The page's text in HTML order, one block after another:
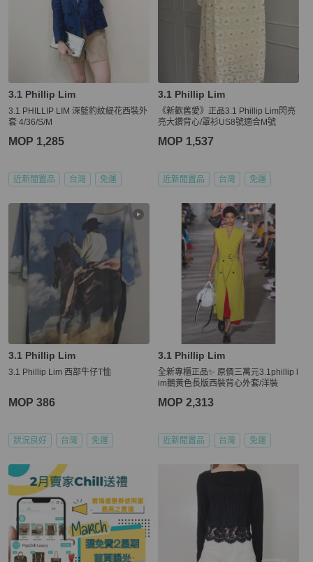
3.1 Phillip Lim
3.1 PHILLIP LIM 深藍豹紋緹花西裝外
套 4/36/S/M
MOP 1,285
近新閒置品 台灣 免運
3.1 Phillip Lim
《新歡舊愛》正品3.1 Phillip Lim閃亮
亮大鑽背心/罩衫US8號適合M號
MOP 1,537
近新閒置品 台灣 免運
3.1 Phillip Lim
3.1 Phillip Lim 西部牛仔T恤
MOP 386
狀況良好 台灣 免運
3.1 Phillip Lim
全新專櫃正品✨ 原價三萬元3.1phillip l
im鵝黃色長版西裝背心外套/洋裝
MOP 2,313
近新閒置品 台灣 免運